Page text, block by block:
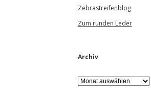
Zebrastreifenblog
Zum runden Leder
Archiv
A
r